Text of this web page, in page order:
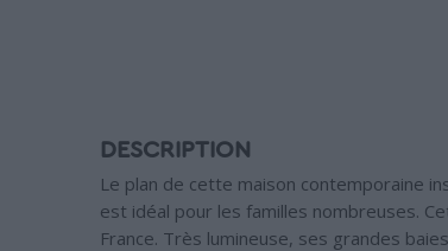
DESCRIPTION
Le plan de cette maison contemporaine
est idéal pour les familles nombreuses.
France. Très lumineuse, ses grandes